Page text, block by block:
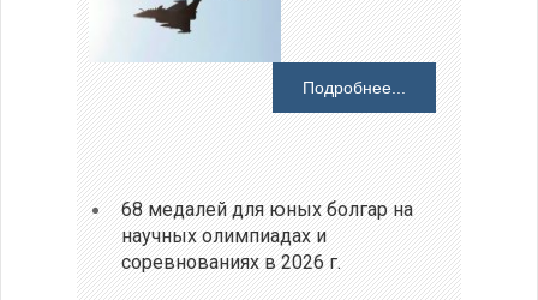
Подробнее...
68 медалей для юных болгар на
научных олимпиадах и
соревнованиях в 2026 г.